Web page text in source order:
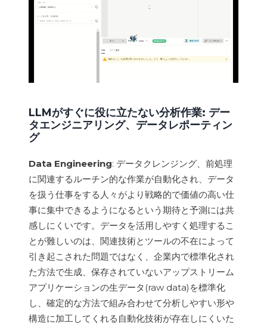
LLMがすぐに役に立たない分析作業: デー
タエンジニアリング、データレポーティン
グ
Data Engineering: データクレンジング、前処理
に関連するルーチン的な作業が自動化され、データ
を扱う仕事をする人々がより戦略的で価値の高い仕
事に集中できるようになるという期待と予測には共
感しにくいです。データを活用しやすく処理するこ
とが難しいのは、関連技術とツールの不在によって
引き起こされた問題ではなく、企業内で標準化され
た方法で生成、保存されていないアップストリーム
アプリケーションの生データ(raw data)を標準化
し、確定的な方法で組み合わせて分析しやすい形や
構造に加工してくれる自動化技術が存在しにくいた